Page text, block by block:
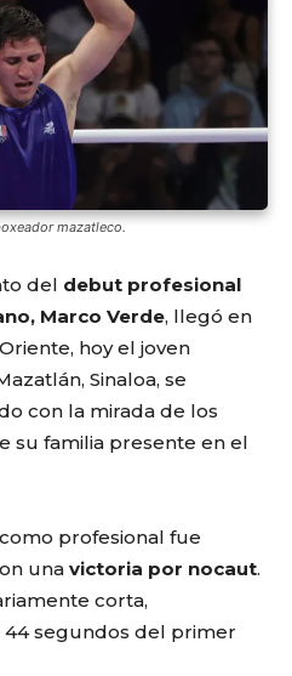
mazatleco.
del debut profesional
Marco Verde, llegó en
hoy el joven
Sinaloa, se
con la mirada de los
su familia presente en el
profesional fue
una victoria por nocaut.
corta,
44 segundos del primer